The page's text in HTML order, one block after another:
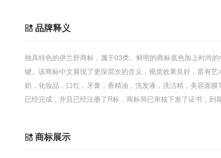
品牌释义
独具特色的伊兰舒商标，属于03类。鲜明的商标底色加上时尚
键。该商标中文展现了更深层次的含义，视觉效果良好，富有
奶，化妆品，口红，牙膏，香精油，洗发液，洗洁精，美容面
已经完成，并且已经注册了R标，商标局已审核下发了证书，
商标展示